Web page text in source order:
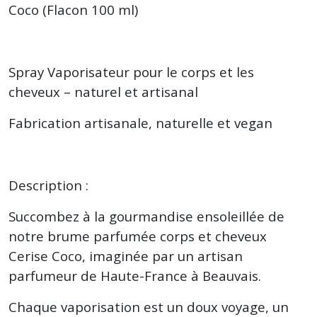
Coco (Flacon 100 ml)
Spray Vaporisateur pour le corps et les
cheveux – naturel et artisanal
Fabrication artisanale, naturelle et vegan
Description :
Succombez à la gourmandise ensoleillée de
notre brume parfumée corps et cheveux
Cerise Coco, imaginée par un artisan
parfumeur de Haute-France à Beauvais.
Chaque vaporisation est un doux voyage, un